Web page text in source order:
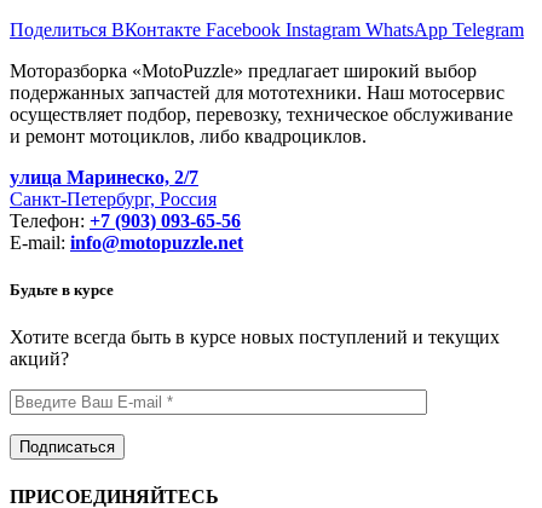
Поделиться ВКонтакте Facebook Instagram WhatsApp Telegram
Моторазборка «MotoPuzzle» предлагает широкий выбор
подержанных запчастей для мототехники. Наш мотосервис
осуществляет подбор, перевозку, техническое обслуживание
и ремонт мотоциклов, либо квадроциклов.
улица Маринеско, 2/7
Санкт-Петербург, Россия
Телефон: +7 (903) 093-65-56
E-mail: info@motopuzzle.net
Будьте в курсе
Хотите всегда быть в курсе новых поступлений и текущих
акций?
ПРИСОЕДИНЯЙТЕСЬ